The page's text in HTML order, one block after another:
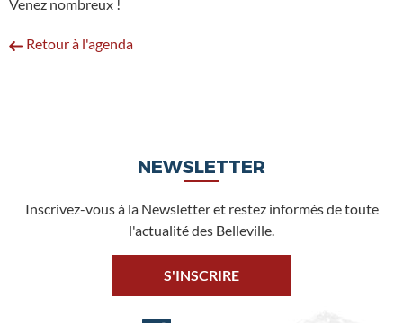
Venez nombreux !
Retour à l'agenda
NEWSLETTER
Inscrivez-vous à la Newsletter et restez informés de toute
l'actualité des Belleville.
S'INSCRIRE